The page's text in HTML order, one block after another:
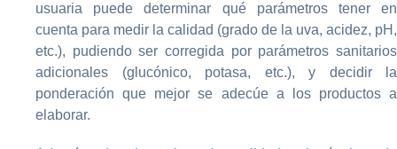
usuaria puede determinar qué parámetros tener en
cuenta para medir la calidad (grado de la uva, acidez, pH,
etc.), pudiendo ser corregida por parámetros sanitarios
adicionales (glucónico, potasa, etc.), y decidir la
ponderación que mejor se adecúe a los productos a
elaborar.